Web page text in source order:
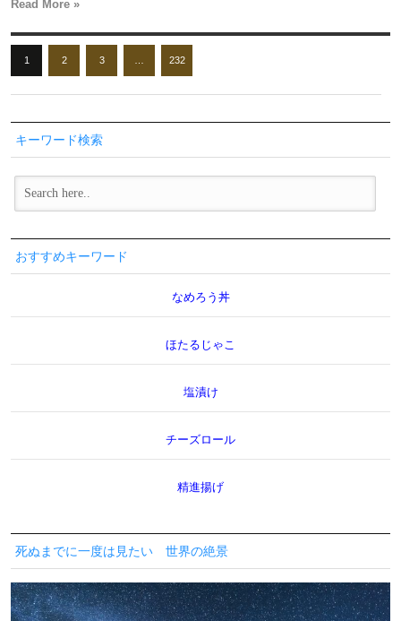
Read More »
1 2 3 232
キーワード検索
おすすめキーワード
なめろう丼
ほたるじゃこ
塩漬け
チーズロール
精進揚げ
死ぬまでに一度は見たい 世界の絶景